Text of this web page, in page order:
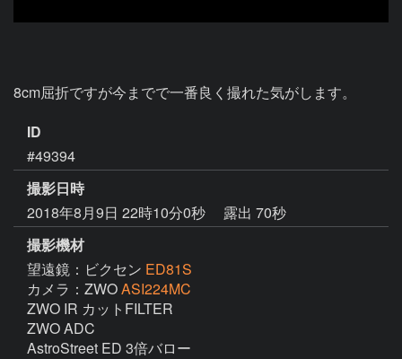
8cm屈折ですが今までで一番良く撮れた気がします。
ID
#49394
撮影日時
2018年8月9日 22時10分0秒
露出 70秒
撮影機材
望遠鏡：ビクセン ED81S
カメラ：ZWOASI224MC
ZWO IR カットFILTER
ZWO ADC
AstroStreet ED 3倍バロー